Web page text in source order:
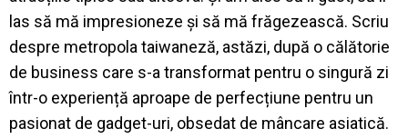
las să mă impresioneze și să mă frăgezească. Scriu
despre metropola taiwaneză, astăzi, după o călătorie
de business care s-a transformat pentru o singură zi
într-o experiență aproape de perfecțiune pentru un
pasionat de gadget-uri, obsedat de mâncare asiatică.